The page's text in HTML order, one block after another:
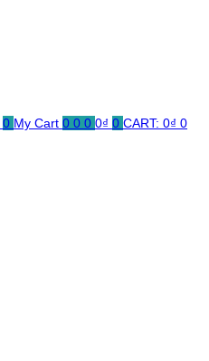
0 My Cart 0 0 0 0₫ 0 CART: 0₫ 0